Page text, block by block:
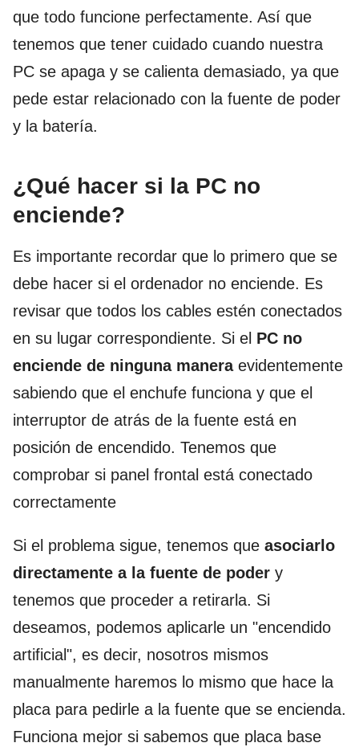
que todo funcione perfectamente. Así que
tenemos que tener cuidado cuando nuestra
PC se apaga y se calienta demasiado, ya que
pede estar relacionado con la fuente de poder
y la batería.
¿Qué hacer si la PC no
enciende?
Es importante recordar que lo primero que se
debe hacer si el ordenador no enciende. Es
revisar que todos los cables estén conectados
en su lugar correspondiente. Si el PC no
enciende de ninguna manera evidentemente
sabiendo que el enchufe funciona y que el
interruptor de atrás de la fuente está en
posición de encendido. Tenemos que
comprobar si panel frontal está conectado
correctamente
Si el problema sigue, tenemos que asociarlo
directamente a la fuente de poder y
tenemos que proceder a retirarla. Si
deseamos, podemos aplicarle un "encendido
artificial", es decir, nosotros mismos
manualmente haremos lo mismo que hace la
placa para pedirle a la fuente que se encienda.
Funciona mejor si sabemos que placa base